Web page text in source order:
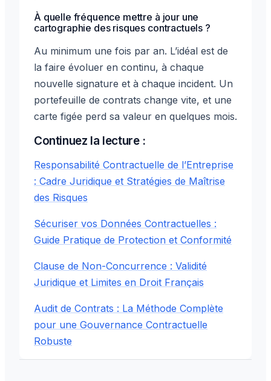
À quelle fréquence mettre à jour une
cartographie des risques contractuels ?
Au minimum une fois par an. L’idéal est de
la faire évoluer en continu, à chaque
nouvelle signature et à chaque incident. Un
portefeuille de contrats change vite, et une
carte figée perd sa valeur en quelques mois.
Continuez la lecture :
Responsabilité Contractuelle de l’Entreprise
: Cadre Juridique et Stratégies de Maîtrise
des Risques
Sécuriser vos Données Contractuelles :
Guide Pratique de Protection et Conformité
Clause de Non-Concurrence : Validité
Juridique et Limites en Droit Français
Audit de Contrats : La Méthode Complète
pour une Gouvernance Contractuelle
Robuste